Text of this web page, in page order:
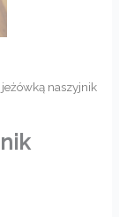
naszyjnik